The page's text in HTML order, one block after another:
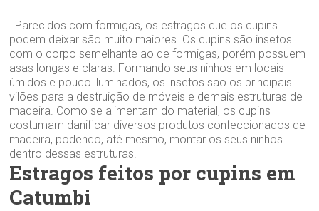
Parecidos com formigas, os estragos que os cupins
podem deixar são muito maiores. Os cupins são insetos
com o corpo semelhante ao de formigas, porém possuem
asas longas e claras. Formando seus ninhos em locais
úmidos e pouco iluminados, os insetos são os principais
vilões para a destruição de móveis e demais estruturas de
madeira. Como se alimentam do material, os cupins
costumam danificar diversos produtos confeccionados de
madeira, podendo, até mesmo, montar os seus ninhos
dentro dessas estruturas.
Estragos feitos por cupins em
Catumbi